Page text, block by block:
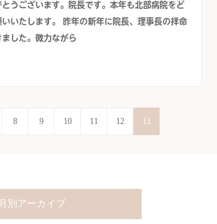
うございます。院長です。本年も北部病院をど
いいたします。 昨年の新年に院長、理事長の拝命
した。微力ながら
8 9 10 11 12 13
月別アーカイブ